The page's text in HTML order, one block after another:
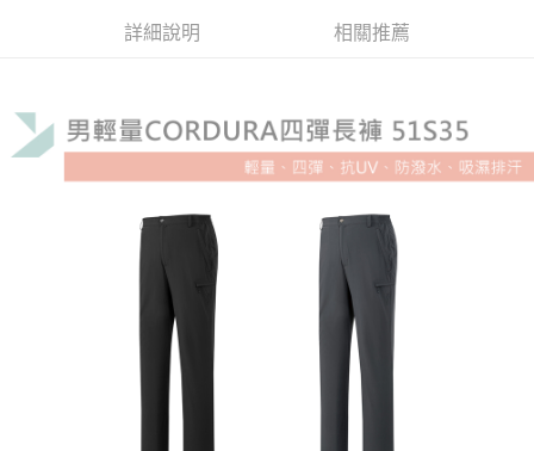
３．未成年的使用者請事先徵得法定代理人或監護人之同意方可使用
「AFTEE先享後付」，若未經同意申辦者引起之損失，本公司不負相關責
時審查核予不同之上限額度；若仍有額度不足之情形，本公司將視審查結果
請求用戶進行身份認證。
５．嚴禁一人註冊多個帳號或使用他人資訊註冊。若發現惡意使用之情形，
恩沛科技股份有限公司將有權停止該用戶之使用額度並採取法律行動。
詳細說明 相關推薦